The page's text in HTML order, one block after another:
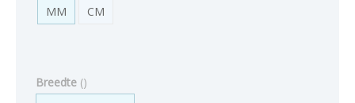
MM
CM
Breedte ()